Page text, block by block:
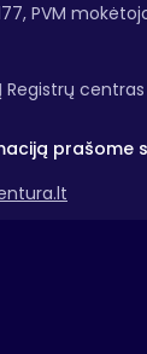
PVM
centras
prašome